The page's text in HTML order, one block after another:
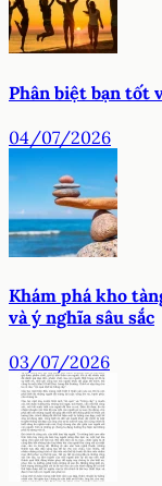
Phân biệt bạn tốt
04/07/2026
Khám phá kho
và ý nghĩa sâu sắc
03/07/2026